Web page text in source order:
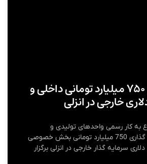
سرمایه‌گذاری ۷۵۰ میلیارد تومانی داخلی و
به کار رسمی واحدهای تولیدی و
زیرساختی با سرمایه گذاری 750 میلیارد تومانی بخش خصوصی
میلیون دلاری سرمایه گذار خارجی در انزلی برگزار